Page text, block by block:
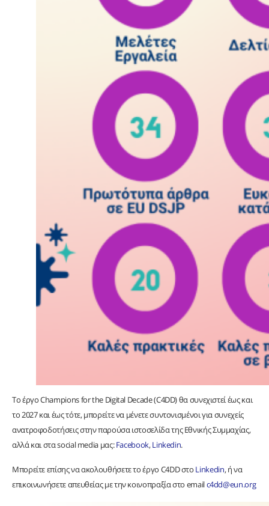
Το έργο Champions for the Digital Decade (C4DD) θα συνεχιστεί έως και
το 2027 και έως τότε, μπορείτε να μένετε συντονισμένοι για συνεχείς
ανατροφοδοτήσεις στην παρούσα ιστοσελίδα της Εθνικής Συμμαχίας,
αλλά και στα social media μας:Facebook,Linkedin.
Μπορείτε επίσης να ακολουθήσετε το έργο C4DD στο Linkedin, ή να
επικοινωνήσετε απευθείας με την κοινοπραξία στο emailc4dd@eun.org